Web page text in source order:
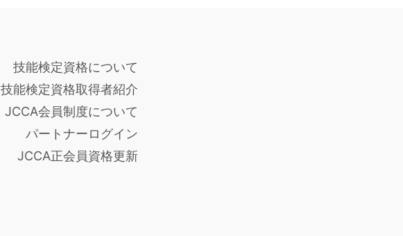
技能検定資格について
技能検定資格取得者紹介
JCCA会員制度について
パートナーログイン
JCCA正会員資格更新